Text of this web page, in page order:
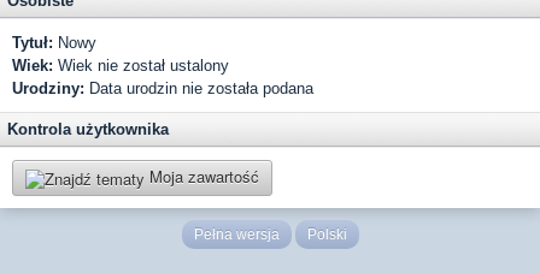
Tytuł: Nowy
Wiek: Wiek nie został ustalony
Urodziny: Data urodzin nie została podana
Kontrola użytkownika
Moja zawartość
Pełna wersja Polski